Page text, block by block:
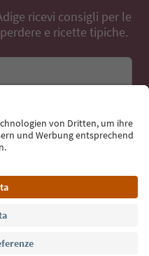
ricevi consigli per le
e ricette tipiche.